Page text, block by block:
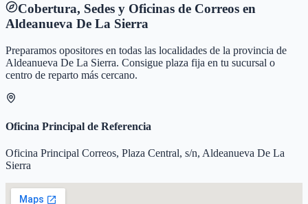
Cobertura, Sedes y Oficinas de Correos en
Aldeanueva De La Sierra
Preparamos opositores en todas las localidades de la provincia de
Aldeanueva De La Sierra. Consigue plaza fija en tu sucursal o
centro de reparto más cercano.
Oficina Principal de Referencia
Oficina Principal Correos, Plaza Central, s/n, Aldeanueva De La
Sierra